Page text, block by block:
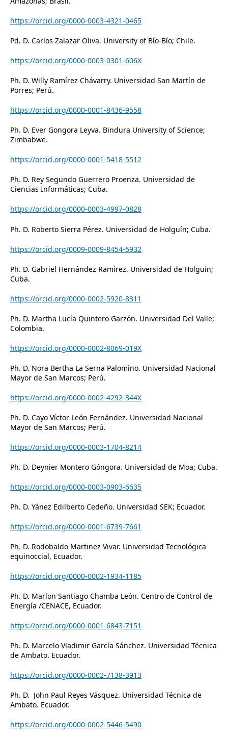
https://orcid.org/0000-0003-4321-0465
Pd. D. Carlos Zalazar Oliva. University of Bío-Bío; Chile.
https://orcid.org/0000-0003-0301-606X
Ph. D. Willy Ramírez Chávarry. Universidad San Martín de
Porres; Perú.
https://orcid.org/0000-0001-8436-9558
Ph. D. Ever Gongora Leyva. Bindura University of Science;
Zimbabwe.
https://orcid.org/0000-0001-5418-5512
Ph. D. Rey Segundo Guerrero Proenza. Universidad de
Ciencias Informáticas; Cuba.
https://orcid.org/0000-0003-4997-0828
Ph. D. Roberto Sierra Pérez. Universidad de Holguín; Cuba.
https://orcid.org/0009-0009-8454-5932
Ph. D. Gabriel Hernández Ramírez. Universidad de Holguín;
Cuba.
https://orcid.org/0000-0002-5920-8311
Ph. D. Martha Lucía Quintero Garzón. Universidad Del Valle;
Colombia.
https://orcid.org/0000-0002-8069-019X
Ph. D. Nora Bertha La Serna Palomino. Universidad Nacional
Mayor de San Marcos; Perú.
https://orcid.org/0000-0002-4292-344X
Ph. D. Cayo Víctor León Fernández. Universidad Nacional
Mayor de San Marcos; Perú.
https://orcid.org/0000-0003-1704-8214
Ph. D. Deynier Montero Góngora. Universidad de Moa; Cuba.
https://orcid.org/0000-0003-0903-6635
Ph. D. Yánez Edilberto Cedeño. Universidad SEK; Ecuador.
https://orcid.org/0000-0001-6739-7661
Ph. D. Rodobaldo Martinez Vivar. Universidad Tecnológica
equinoccial, Ecuador.
https://orcid.org/0000-0002-1934-1185
Ph. D. Marlon Santiago Chamba León. Centro de Control de
Energía /CENACE, Ecuador.
https://orcid.org/0000-0001-6843-7151
Ph. D. Marcelo Vladimir García Sánchez. Universidad Técnica
de Ambato. Ecuador.
https://orcid.org/0000-0002-7138-3913
Ph. D. John Paul Reyes Vásquez. Universidad Técnica de
Ambato. Ecuador.
https://orcid.org/0000-0002-5446-5490